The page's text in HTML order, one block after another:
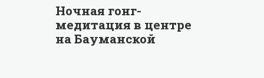
Ночная гонг-
медитация в центре
на Бауманской